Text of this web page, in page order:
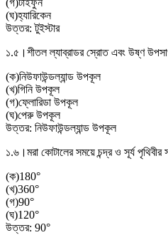
(গ)টাইফুন
(ঘ)হ্যারিকেন
উত্তর:টুইস্টার
১.৫। শীতল ল্যাব্রাডর স্রোত এবং উষ্ণ
(ক)নিউফাউন্ডল্যান্ড উপকূল
(খ)গিনি উপকূল
(গ)ফ্লোরিডা উপকূল
(ঘ)পেরু উপকূল
উত্তর: নিউফাউন্ডল্যান্ড উপকূল
১.৬। মরা কোটালের সময়ে চন্দ্র ও সূর্য
(ক)180°
(খ)360°
(গ)90°
(ঘ)120°
উত্তর: 90°